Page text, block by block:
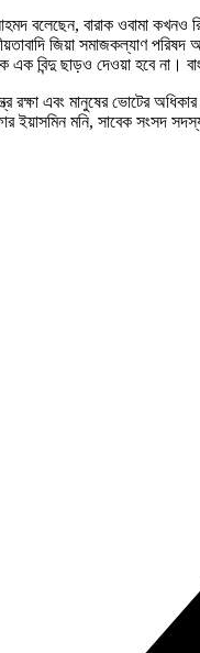
বলেছেন, বারাক ওবামা কখনও
জিয়া সমাজকল্যাণ
ছাড়ও দেওয়া হবে না।
এবং মানুষের ভোটের অধিকার
ইয়াসমিন মনি, সাবেক সংসদ